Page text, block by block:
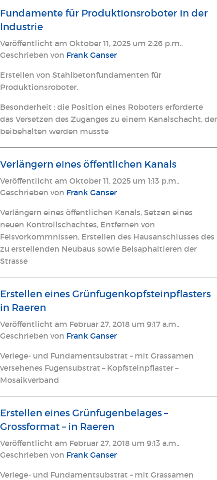
Fundamente für Produktionsroboter in der
Industrie
Veröffentlicht am Oktober 11, 2025 um 2:26 p.m..
Geschrieben von Frank Ganser
Erstellen von Stahlbetonfundamenten für
Produktionsroboter.
Besonderheit : die Position eines Roboters erforderte
das Versetzen des Zuganges zu einem Kanalschacht, der
beibehalten werden musste
Verlängern eines öffentlichen Kanals
Veröffentlicht am Oktober 11, 2025 um 1:13 p.m..
Geschrieben von Frank Ganser
Verlängern eines öffentlichen Kanals, Setzen eines
neuen Kontrollschachtes, Entfernen von
Felsvorkommnissen, Erstellen des Hausanschlusses des
zu erstellenden Neubaus sowie Beisaphaltieren der
Strasse
Erstellen eines Grünfugenkopfsteinpflasters
in Raeren
Veröffentlicht am Februar 27, 2018 um 9:17 a.m..
Geschrieben von Frank Ganser
Verlege- und Fundamentsubstrat – mit Grassamen
versehenes Fugensubstrat – Kopfsteinpflaster –
Mosaikverband
Erstellen eines Grünfugenbelages –
Grossformat – in Raeren
Veröffentlicht am Februar 27, 2018 um 9:13 a.m..
Geschrieben von Frank Ganser
Verlege- und Fundamentsubstrat – mit Grassamen